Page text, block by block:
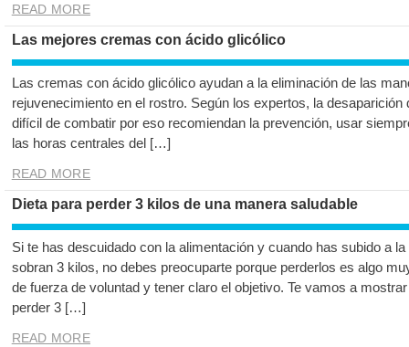
READ MORE
Las mejores cremas con ácido glicólico
Las cremas con ácido glicólico ayudan a la eliminación de las
rejuvenecimiento en el rostro. Según los expertos, la
difícil de combatir por eso recomiendan la prevención, usar
las horas centrales del […]
READ MORE
Dieta para perder 3 kilos de una manera saludable
Si te has descuidado con la alimentación y cuando has subido a
sobran 3 kilos, no debes preocuparte porque perderlos es algo
de fuerza de voluntad y tener claro el objetivo. Te vamos a
perder 3 […]
READ MORE